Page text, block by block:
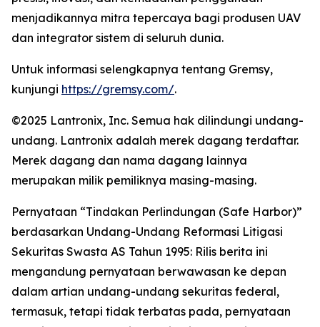
menjadikannya mitra tepercaya bagi produsen UAV
dan integrator sistem di seluruh dunia.
Untuk informasi selengkapnya tentang Gremsy,
kunjungi https://gremsy.com/.
©2025 Lantronix, Inc. Semua hak dilindungi undang-
undang. Lantronix adalah merek dagang terdaftar.
Merek dagang dan nama dagang lainnya
merupakan milik pemiliknya masing-masing.
Pernyataan “Tindakan Perlindungan (Safe Harbor)”
berdasarkan Undang-Undang Reformasi Litigasi
Sekuritas Swasta AS Tahun 1995: Rilis berita ini
mengandung pernyataan berwawasan ke depan
dalam artian undang-undang sekuritas federal,
termasuk, tetapi tidak terbatas pada, pernyataan